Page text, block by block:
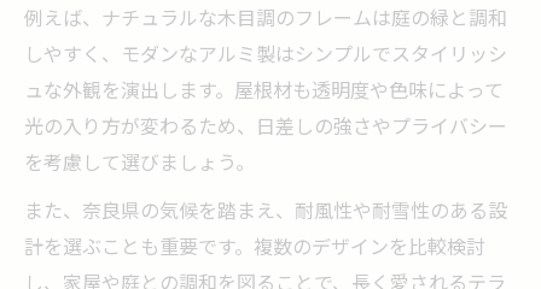
例えば、ナチュラルな木目調のフレームは庭の緑と調和
しやすく、モダンなアルミ製はシンプルでスタイリッシ
ュな外観を演出します。屋根材も透明度や色味によって
光の入り方が変わるため、日差しの強さやプライバシー
を考慮して選びましょう。
また、奈良県の気候を踏まえ、耐風性や耐雪性のある設
計を選ぶことも重要です。複数のデザインを比較検討
し、家屋や庭との調和を図ることで、長く愛されるテラ